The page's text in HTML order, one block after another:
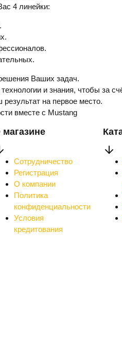
4 линейки:
Ваших задач.
и знания, чтобы за
на первое место.
вместе с Mustang
Сотрудничество
Регистрация
О компании
Политика
конфиденциальности
Условия
кредитования